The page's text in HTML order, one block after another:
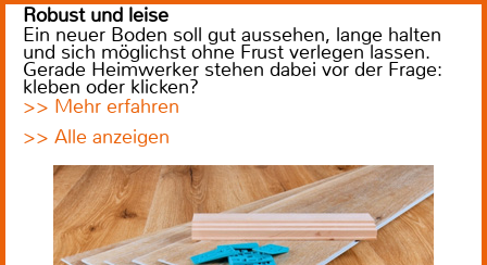
Robust und leise
Ein neuer Boden soll gut aussehen, lange halten
und sich möglichst ohne Frust verlegen lassen.
Gerade Heimwerker stehen dabei vor der Frage:
kleben oder klicken?
>> Mehr erfahren
>> Alle anzeigen